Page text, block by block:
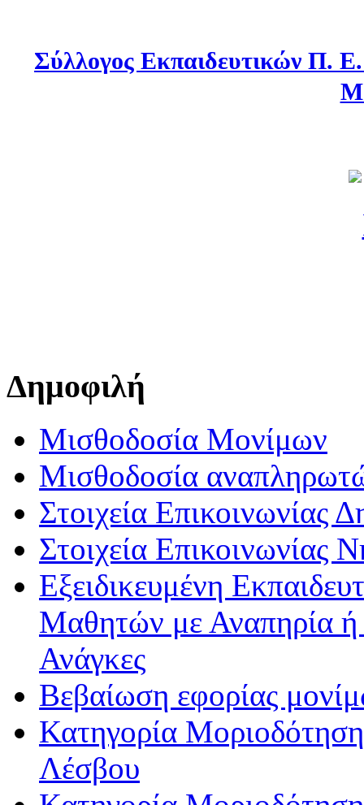
Σύλλογος Εκπαιδευτικών Π.
Δημοφιλή
Μισθοδοσία Μονίμων
Μισθοδοσία
Στοιχεία Επικοινωνίας
Στοιχεία Επικοινωνίας
Εξειδικευμένη
Μαθητών με Αναπηρία ή /
Ανάγκες
Βεβαίωση εφορίας
Κατηγορία
Λέσβου